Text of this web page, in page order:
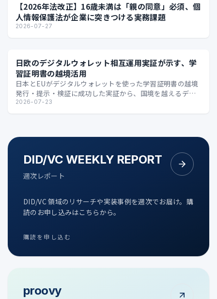
【2026年法改正】16歳未満は「親の同意」必須、個
人情報保護法が企業に突きつける実務課題
2026-07-27
日欧のデジタルウォレット相互運用実証が示す、学
習証明書の越境活用
日本とEUがデジタルウォレットを使った学習証明書の越境
発行・提示・検証に成功した実証から、国境を越えるデジ
タル証明の可能性を整理します。
2026-07-23
DID/VC WEEKLY REPORT
週次レポート
DID/VC 領域のリサーチや実装事例を週次でお届け。購
読のお申し込みはこちらから。
購読を申し込む
proovy